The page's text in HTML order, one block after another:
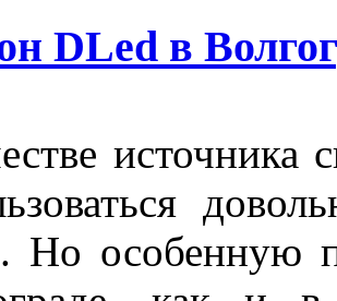
DLed в
источника
Но особенную